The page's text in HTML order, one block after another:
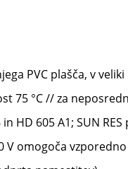
PVC plašča, v
75 °C // za
HD 605 A1; SUN
V omogoča